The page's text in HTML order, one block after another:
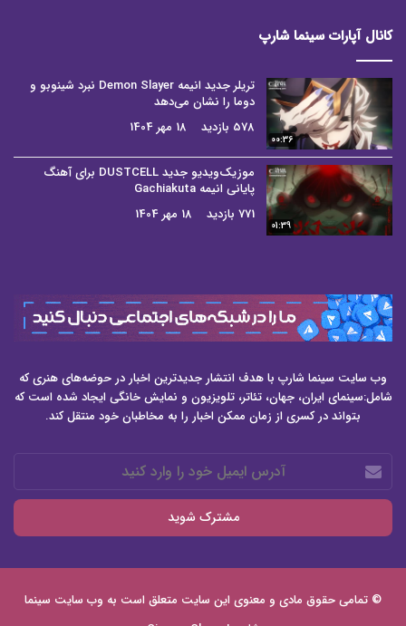
کانال آپارات سینما شارپ
00:36
تریلر جدید انیمه Demon Slayer نبرد شینوبو و
دوما را نشان می‌دهد
578 بازدید
18 مهر 1404
01:39
موزیک‌ویدیو جدید DUSTCELL برای آهنگ
پایانی انیمه Gachiakuta
771 بازدید
18 مهر 1404
وب سایت سینما شارپ با هدف انتشار جدیدترین اخبار در حوضه‌های هنری که
شامل:سینمای ایران، جهان، تئاتر، تلویزیون و نمایش خانگی ایجاد شده است که
بتواند در کسری از زمان ممکن اخبار را به مخاطبان خود منتقل کند.
آدرس
ایمیل
خود
وارد
© تمامی حقوق مادی و معنوی این سایت متعلق است به وب سایت سینما